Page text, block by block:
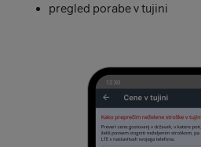
pregled porabe v tujini